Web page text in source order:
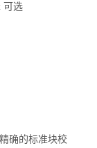
可选
确的标准块校